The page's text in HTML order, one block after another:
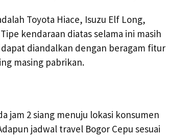
Toyota Hiace, Isuzu Elf Long,
kendaraan diatas selama ini masih
diandalkan dengan beragam fitur
masing pabrikan.
jam 2 siang menuju lokasi konsumen
jadwal travel Bogor Cepu sesuai